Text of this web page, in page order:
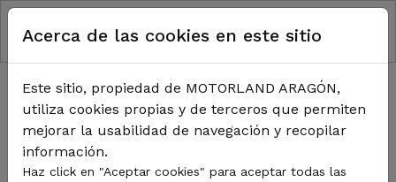
Pasar al contenido principal
RUTA DE NAVEGACIÓN
Inicio Noticias
TODA LA ACTUALIDAD DE
MOTORLAND
Acerca de las cookies en este sitio
Este sitio, propiedad de MOTORLAND ARAGÓN,
utiliza cookies propias y de terceros que permiten
mejorar la usabilidad de navegación y recopilar
información.
Haz click en "Aceptar cookies" para aceptar todas las